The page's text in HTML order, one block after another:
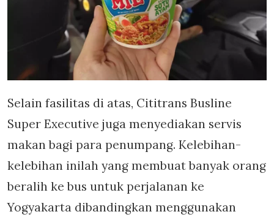
Selain fasilitas di atas, Cititrans Busline
Super Executive juga menyediakan servis
makan bagi para penumpang. Kelebihan-
kelebihan inilah yang membuat banyak orang
beralih ke bus untuk perjalanan ke
Yogyakarta dibandingkan menggunakan